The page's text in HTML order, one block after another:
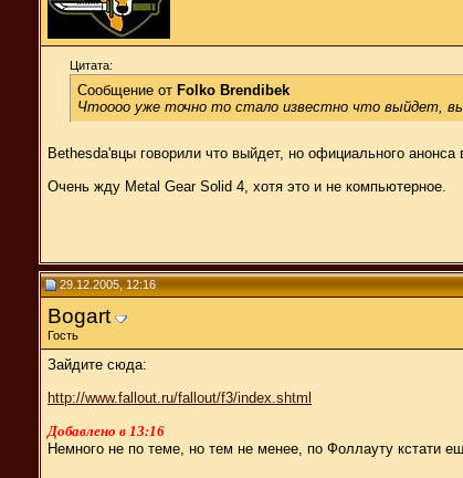
Цитата:
Сообщение от Folko Brendibek
Чтоооо уже точно то стало известно что выйдет,
Bethesda'вцы говорили что выйдет, но официального анонса
Очень жду Metal Gear Solid 4, хотя это и не компьютерное.
29.12.2005, 12:16
Bogart
Гость
Зайдите сюда:
http://www.fallout.ru/fallout/f3/index.shtml
Добавлено в 13:16
Немного не по теме, но тем не менее, по Фоллауту кстати